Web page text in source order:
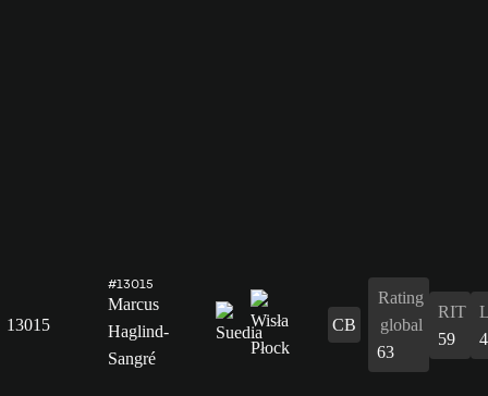
13015
#13015
Marcus
Haglind-
Sangré
CB
Rating
global
63
RIT
59